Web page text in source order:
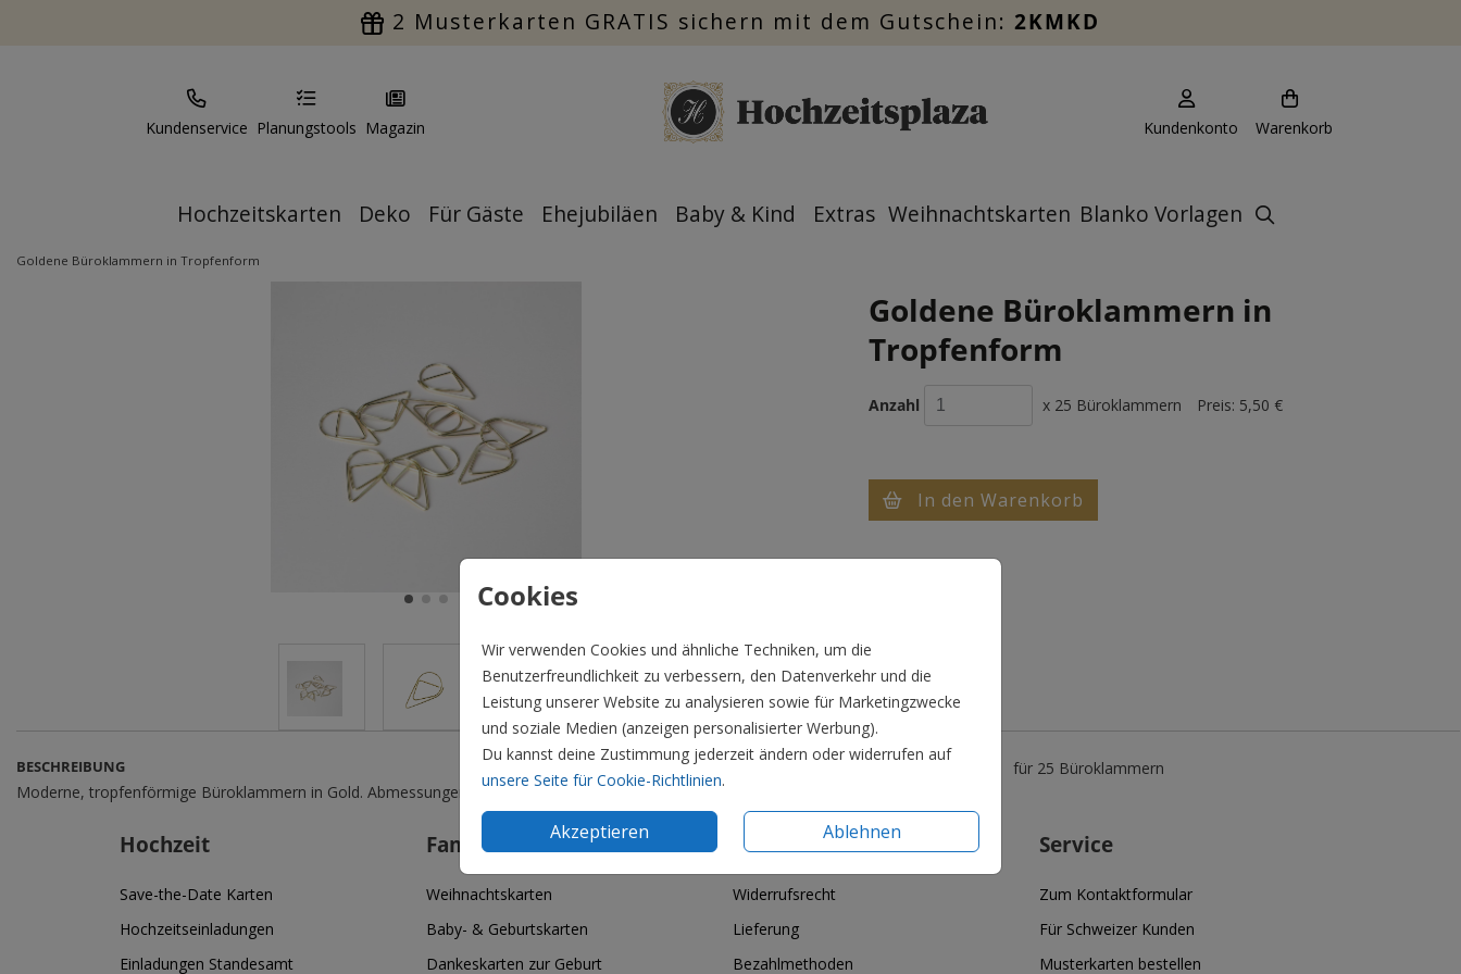
2 Musterkarten GRATIS sichern mit dem Gutschein: 2KMKD
Kundenservice Planungstools Magazin Kundenkonto Warenkorb
Hochzeitskarten Deko Für Gäste Ehejubiläen Baby & Kind Extras Weihnachtskarten Blanko Vorlagen
Cookies
Wir verwenden Cookies und ähnliche Techniken, um die
Benutzerfreundlichkeit zu verbessern, den Datenverkehr und die
Leistung unserer Website zu analysieren sowie für Marketingzwecke
und soziale Medien (anzeigen personalisierter Werbung).
Du kannst deine Zustimmung jederzeit ändern oder widerrufen auf
unsere Seite für Cookie-Richtlinien.
Akzeptieren Ablehnen
Goldene Büroklammern in Tropfenform
Goldene Büroklammern in
Tropfenform
Anzahl x 25 Büroklammern Preis: 5,50 €
In den Warenkorb
BESCHREIBUNG
Moderne, tropfenförmige Büroklammern in Gold. Abmessungen: 2,5 x 1,5 cm. Erhältlich als Set mit 25 Klammern.
Preis:5,50 € für 25 Büroklammern
Hochzeit
Save-the-Date Karten
Hochzeitseinladungen
Einladungen Standesamt
Familie & Feiertage
Weihnachtskarten
Baby- & Geburtskarten
Dankeskarten zur Geburt
Informationen
Widerrufsrecht
Lieferung
Bezahlmethoden
Service
Zum Kontaktformular
Für Schweizer Kunden
Musterkarten bestellen